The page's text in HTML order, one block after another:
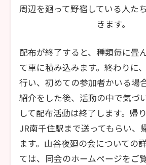
周辺を廻って野宿している人た
きます。
配布が終了すると、種類毎に畳
て車に積み込みます。終わりに
行い、初めての参加者かいる場
紹介をした後、活動の中で気づ
して配布活動は終了します。帰
JR南千住駅まで送ってもらい、
ます。山谷夜廻の会についての
ては、同会のホームページをご